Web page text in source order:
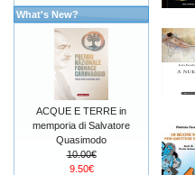
What's New?
ACQUE E TERRE in
memporia di Salvatore
Quasimodo
10.00€
9.50€